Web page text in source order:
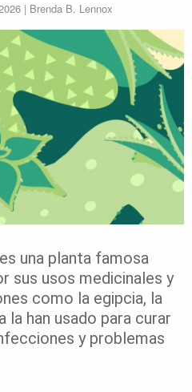
| Brenda B. Lennox
una planta famosa
sus usos medicinales y
como la egipcia, la
la han usado para curar
y problemas